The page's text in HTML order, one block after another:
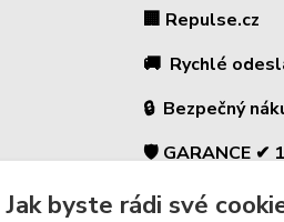
🏢 Repulse.cz
🚚 Rychlé
🔒 Bezpečný
🛡️ GARANCE ✔
⭐ 180 000+
Jak byste rádi své